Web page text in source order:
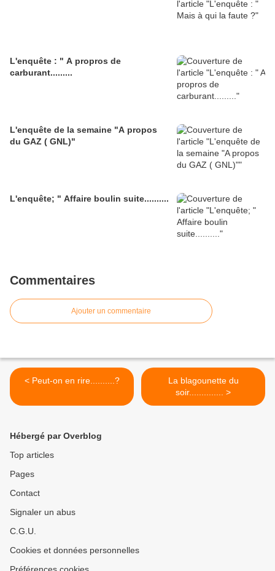
L'enquête : " A propros de
carburant.........
L'enquête de la semaine "A propos
du GAZ ( GNL)"
L'enquête; " Affaire boulin suite..........
Commentaires
Ajouter un commentaire
< Peut-on en rire..........?
La blagounette du
soir.............. >
Hébergé par Overblog
Top articles
Pages
Contact
Signaler un abus
C.G.U.
Cookies et données personnelles